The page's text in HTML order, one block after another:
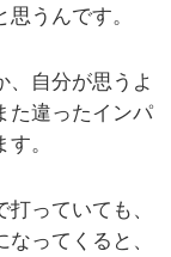
うんです。
、自分が思うよ
た違ったインパ
。
っていても、
ってくると、